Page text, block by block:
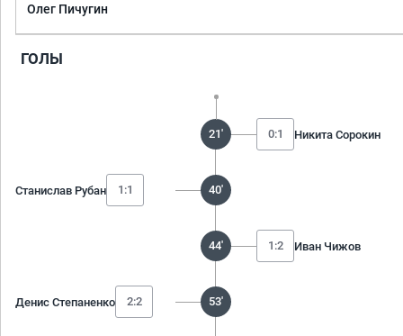
Олег Пичугин
ГОЛЫ
21' 0:1 Никита Сорокин
Станислав Рубан 1:1 40'
44' 1:2 Иван Чижов
Денис Степаненко 2:2 53'